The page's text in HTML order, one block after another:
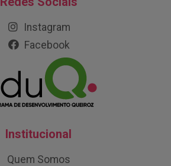
Instagram
Facebook
Institucional
Quem Somos